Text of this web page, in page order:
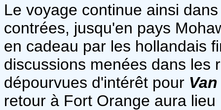
Le voyage continue ainsi
contrées, jusqu'en pays
en cadeau par les hollandais
discussions menées dans les
dépourvues d'intérêt pour
retour à Fort Orange aura